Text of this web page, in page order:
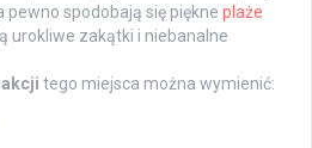
pewno spodobają się piękne plaże
urokliwe zakątki i niebanalne
tego miejsca można wymienić: